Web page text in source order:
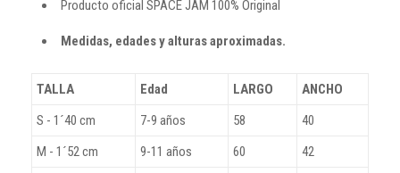
Producto oficial SPACE JAM 100% Original
Medidas, edades y alturas aproximadas.
TALLA Edad LARGO
ANCHO
S - 1´40 cm
7-9 años 58
40
M - 1´52 cm
9-11 años 60
42